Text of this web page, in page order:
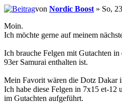
von Nordic Boost » So,
Moin.
Ich möchte gerne auf meinem
Ich brauche Felgen mit Gutachten
93er Samurai enthalten ist.
Mein Favorit wären die Dotz Dakar
Ich habe diese Felgen in 7x15 et-12
im Gutachten aufgeführt.